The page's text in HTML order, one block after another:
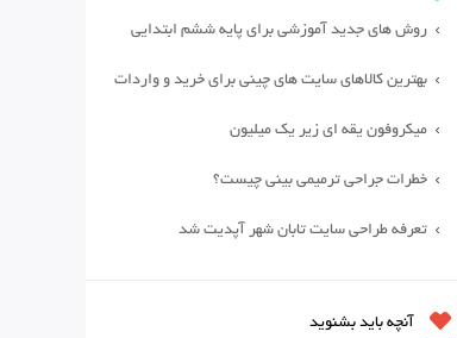
روش های جدید آموزشی برای پایه ششم ابتدایی
بهترین کالاهای سایت های چینی برای خرید و واردات
میکروفون یقه ای زیر یک میلیون
خطرات جراحی ترمیمی بینی چیست؟
تعرفه طراحی سایت تابان شهر آپدیت شد
آنچه باید بشنوید